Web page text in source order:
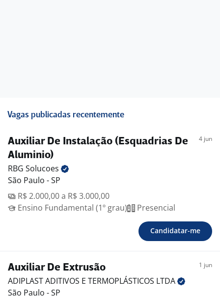
Vagas publicadas recentemente
Auxiliar De Instalação (Esquadrias De
Aluminio)
4 jun
RBG Solucoes
São Paulo - SP
R$ 2.000,00 a R$ 3.000,00
Ensino Fundamental (1º grau)
Presencial
Candidatar-me
Auxiliar De Extrusão 1 jun
ADIPLAST ADITIVOS E TERMOPLÁSTICOS LTDA
São Paulo - SP